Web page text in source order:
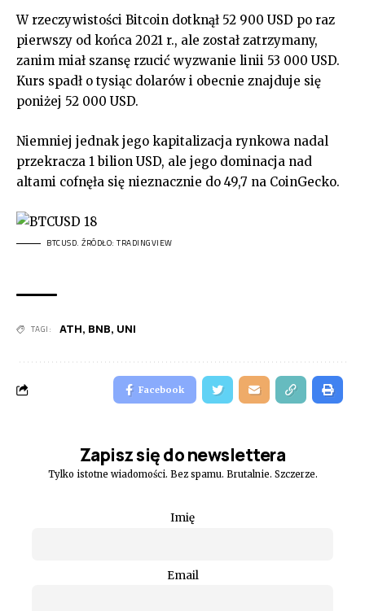
W rzeczywistości Bitcoin dotknął 52 900 USD po raz
pierwszy od końca 2021 r., ale został zatrzymany,
zanim miał szansę rzucić wyzwanie linii 53 000 USD.
Kurs spadł o tysiąc dolarów i obecnie znajduje się
poniżej 52 000 USD.
Niemniej jednak jego kapitalizacja rynkowa nadal
przekracza 1 bilion USD, ale jego dominacja nad
altami cofnęła się nieznacznie do 49,7 na CoinGecko.
BTCUSD. ŹRÓDŁO: TRADINGVIEW
TAGI: ATH, BNB, UNI
Facebook
Zapisz się do newslettera
Tylko istotne wiadomości. Bez spamu. Brutalnie. Szczerze.
Imię
Email